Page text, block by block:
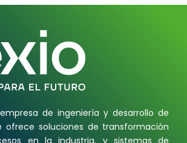
de ingeniería y desarrollo de
ofrece soluciones de transformación
en la industria, y sistemas de